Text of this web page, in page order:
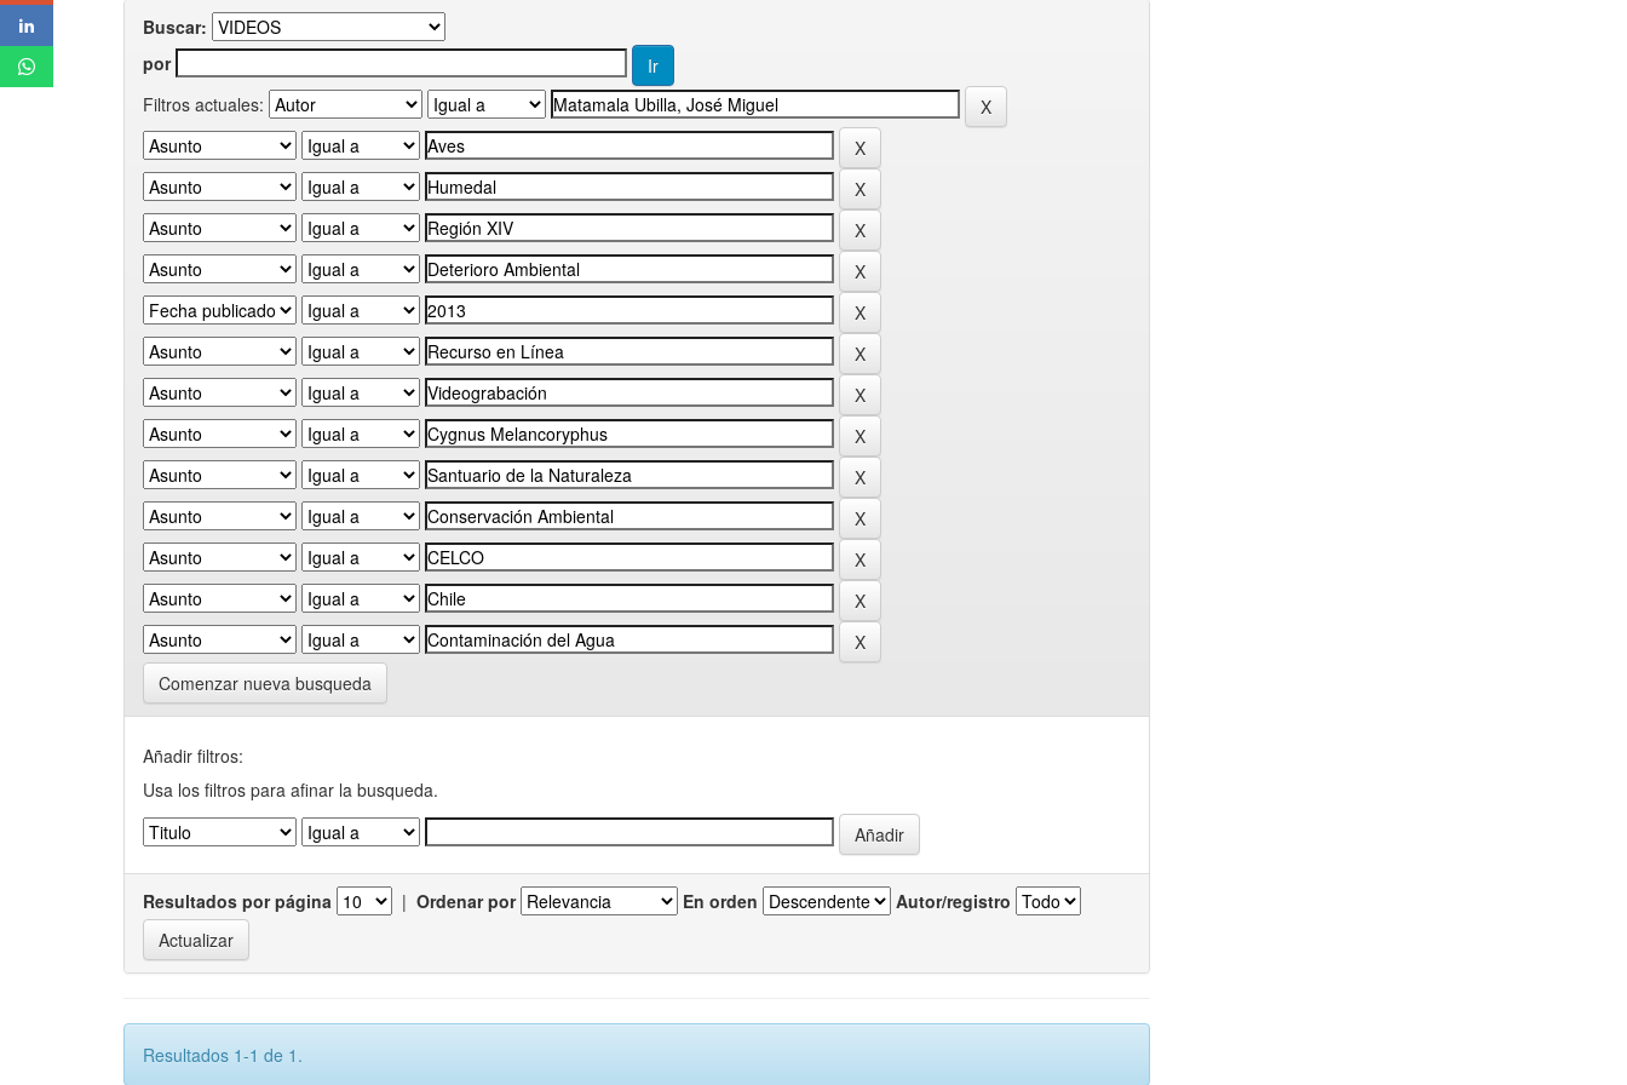
Buscar:
por
Filtros actuales:
Comenzar nueva busqueda
Añadir filtros:
Usa los filtros para afinar la busqueda.
Resultados por página | Ordenar por En orden Autor/registro
Resultados 1-1 de 1.